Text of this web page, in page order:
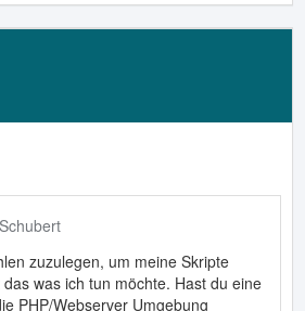
zuzulegen, um meine Skripte
was ich tun möchte. Hast du eine
PHP/Webserver Umgebung